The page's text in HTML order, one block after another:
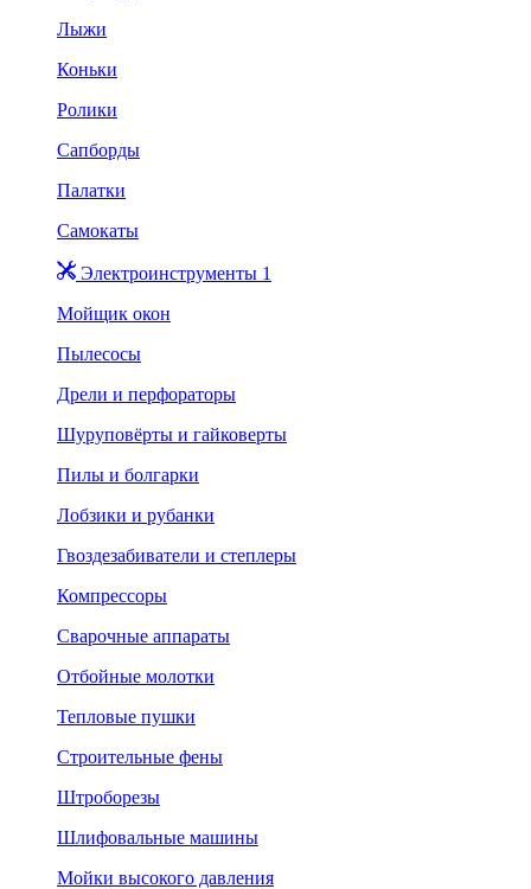
Лыжи
Коньки
Ролики
Сапборды
Палатки
Самокаты
Электроинструменты 1
Мойщик окон
Пылесосы
Дрели и перфораторы
Шуруповёрты и гайковерты
Пилы и болгарки
Лобзики и рубанки
Гвоздезабиватели и степлеры
Компрессоры
Сварочные аппараты
Отбойные молотки
Тепловые пушки
Строительные фены
Штроборезы
Шлифовальные машины
Мойки высокого давления